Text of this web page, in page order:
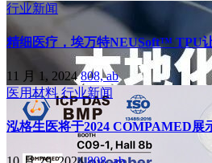
行业新闻
精细医疗，埃万特NEUSoft™ TPU
11 月 1, 2024808, ab
医用材料行业新闻
泓格生医将于2024 COMPAMED展